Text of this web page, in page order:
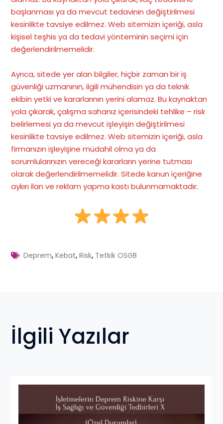
başlanması ya da mevcut tedavinin değiştirilmesi
kesinlikte tavsiye edilmez. Web sitemizin içeriği, asla
kişisel teşhis ya da tedavi yönteminin seçimi için
değerlendirilmemelidir.
Ayrıca, sitede yer alan bilgiler, hiçbir zaman bir iş
güvenliği uzmanının, ilgili mühendisin ya da teknik
ekibin yetki ve kararlarının yerini alamaz. Bu kaynaktan
yola çıkarak, çalışma sahanız içerisindeki tehlike – risk
belirlemesi ya da mevcut işleyişin değiştirilmesi
kesinlikte tavsiye edilmez. Web sitemizin içeriği, asla
firmanızın işleyişine müdahil olma ya da
sorumlularınızın vereceği kararların yerine tutması
olarak değerlendirilmemelidir. Sitede kanun içeriğine
aykırı ilan ve reklam yapma kastı bulunmamaktadır.
Deprem,Kebat,Risk, Tetkik OSGB
İlgili Yazılar